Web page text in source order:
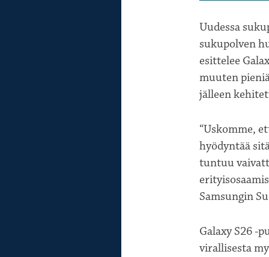
Uudessa
sukupolven
esittelee
muuten
jälleen
“Uskomme,
hyödyntää
tuntuu
Samsungin
Galaxy S26 -
virallisesta